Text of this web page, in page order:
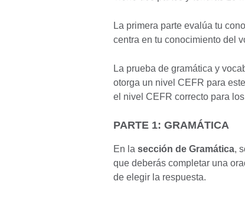
La primera parte evalúa tu
centra en tu conocimiento del
La prueba de gramática y
otorga un nivel CEFR para
el nivel CEFR correcto para
PARTE 1: GRAMÁTICA
En la sección de Gramática,
que deberás completar una
de elegir la respuesta.